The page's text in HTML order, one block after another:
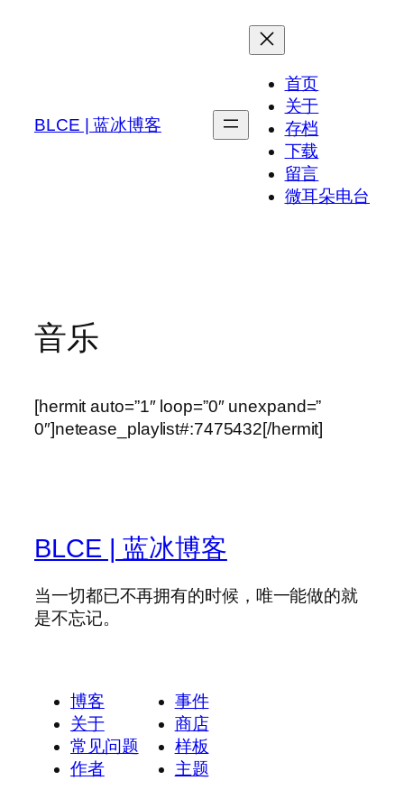
BLCE | 蓝冰博客
首页
关于
存档
下载
留言
微耳朵电台
音乐
[hermit auto=”1″ loop=”0″ unexpand=”
0″]netease_playlist#:7475432[/hermit]
BLCE | 蓝冰博客
当一切都已不再拥有的时候，唯一能做的就
是不忘记。
博客
关于
常见问题
作者
事件
商店
样板
主题